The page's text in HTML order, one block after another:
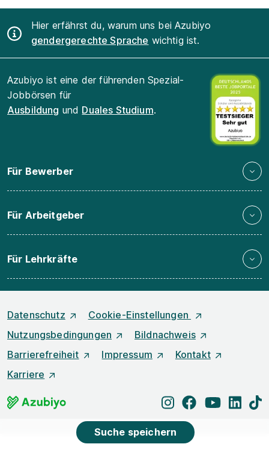
Suche speichern
Hier erfährst du, warum uns bei Azubiyo
gendergerechte Sprache wichtig ist.
Azubiyo ist eine der führenden Spezial-
Jobbörsen für
Ausbildung und Duales Studium.
Für Bewerber
Für Arbeitgeber
Für Lehrkräfte
Datenschutz
Cookie-Einstellungen
Nutzungsbedingungen
Bildnachweis
Barrierefreiheit
Impressum
Kontakt
Karriere
instagram
facebookyoutube